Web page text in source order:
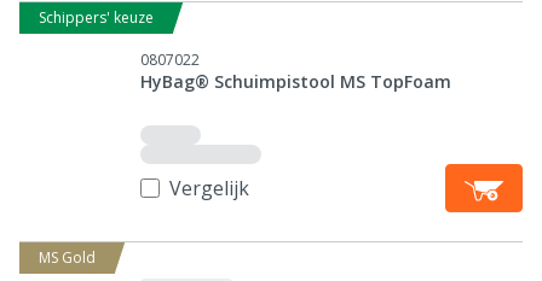
Schippers' keuze
0807022
HyBag® Schuimpistool MS TopFoam
Vergelijk
MS Gold